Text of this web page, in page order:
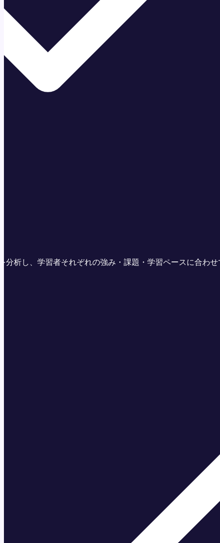
分析し、学習者それぞれの強み・課題・学習ペースに合わ